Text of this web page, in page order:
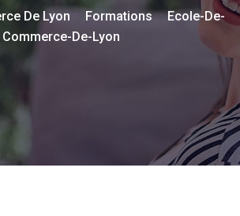
De Lyon Formations >Ecole-De-
Commerce-De-Lyon